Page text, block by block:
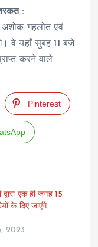
:
अशोक गहलोत एवं
वे यहाँ सुबह 11 बजे
करने वाले
Pinterest
एक ही जगह 15
के दिए जाएंगे
2023